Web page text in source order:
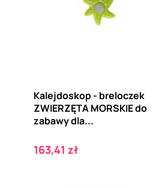
Kalejdoskop - breloczek
ZWIERZĘTA MORSKIE do
zabawy dla...
Cena
163,41 zł